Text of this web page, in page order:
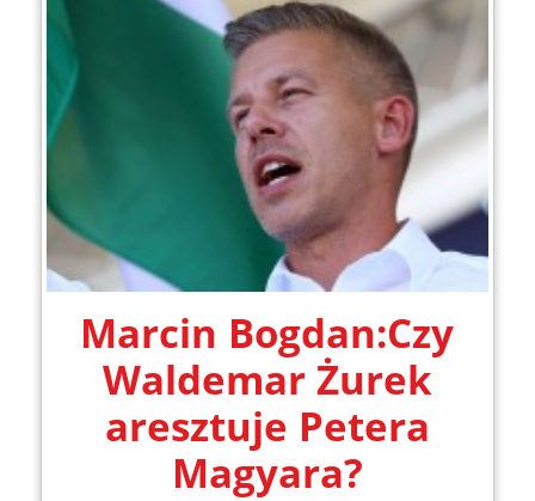
Marcin Bogdan:Czy
Waldemar Żurek
aresztuje Petera
Magyara?